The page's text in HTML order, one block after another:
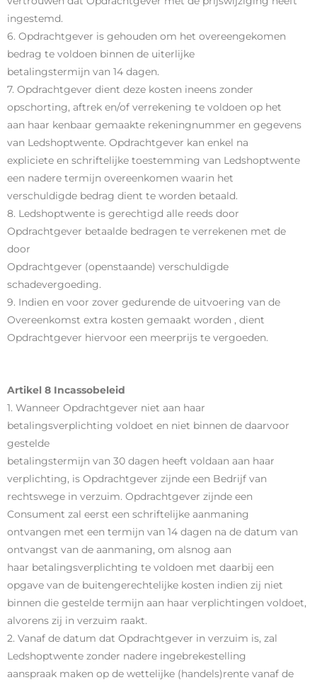
ingestemd.
6. Opdrachtgever is gehouden om het overeengekomen
bedrag te voldoen binnen de uiterlijke
betalingstermijn van 14 dagen.
7. Opdrachtgever dient deze kosten ineens zonder
opschorting, aftrek en/of verrekening te voldoen op het
aan haar kenbaar gemaakte rekeningnummer en gegevens
van Ledshoptwente. Opdrachtgever kan enkel na
expliciete en schriftelijke toestemming van Ledshoptwente
een nadere termijn overeenkomen waarin het
verschuldigde bedrag dient te worden betaald.
8. Ledshoptwente is gerechtigd alle reeds door
Opdrachtgever betaalde bedragen te verrekenen met de
door
Opdrachtgever (openstaande) verschuldigde
schadevergoeding.
9. Indien en voor zover gedurende de uitvoering van de
Overeenkomst extra kosten gemaakt worden , dient
Opdrachtgever hiervoor een meerprijs te vergoeden.
Artikel 8 Incassobeleid
1. Wanneer Opdrachtgever niet aan haar
betalingsverplichting voldoet en niet binnen de daarvoor
gestelde
betalingstermijn van 30 dagen heeft voldaan aan haar
verplichting, is Opdrachtgever zijnde een Bedrijf van
rechtswege in verzuim. Opdrachtgever zijnde een
Consument zal eerst een schriftelijke aanmaning
ontvangen met een termijn van 14 dagen na de datum van
ontvangst van de aanmaning, om alsnog aan
haar betalingsverplichting te voldoen met daarbij een
opgave van de buitengerechtelijke kosten indien zij niet
binnen die gestelde termijn aan haar verplichtingen voldoet,
alvorens zij in verzuim raakt.
2. Vanaf de datum dat Opdrachtgever in verzuim is, zal
Ledshoptwente zonder nadere ingebrekestelling
aanspraak maken op de wettelijke (handels)rente vanaf de